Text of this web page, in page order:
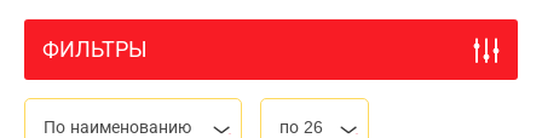
ФИЛЬТРЫ
По наименованию по 26